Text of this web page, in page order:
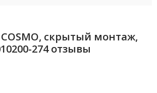
COSMO, скрытый монтаж,
274 отзывы